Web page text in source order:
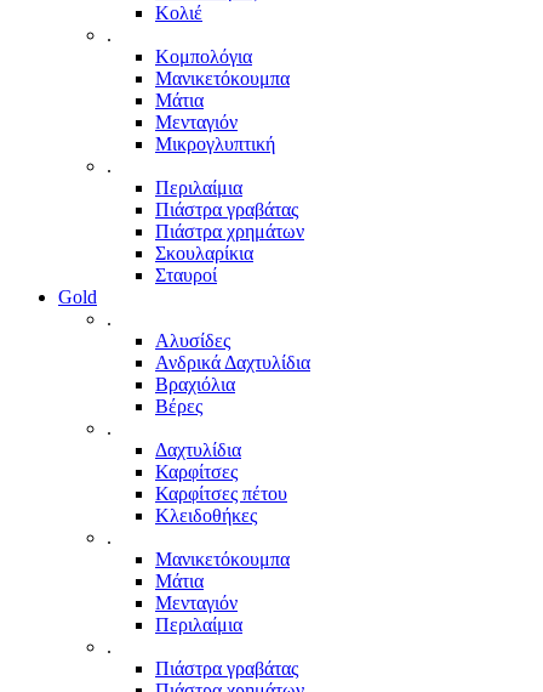
Κολιέ
.
Κομπολόγια
Μανικετόκουμπα
Μάτια
Μενταγιόν
Μικρογλυπτική
.
Περιλαίμια
Πιάστρα γραβάτας
Πιάστρα χρημάτων
Σκουλαρίκια
Σταυροί
Gold
.
Αλυσίδες
Ανδρικά Δαχτυλίδια
Βραχιόλια
Βέρες
.
Δαχτυλίδια
Καρφίτσες
Καρφίτσες πέτου
Κλειδοθήκες
.
Μανικετόκουμπα
Μάτια
Μενταγιόν
Περιλαίμια
.
Πιάστρα γραβάτας